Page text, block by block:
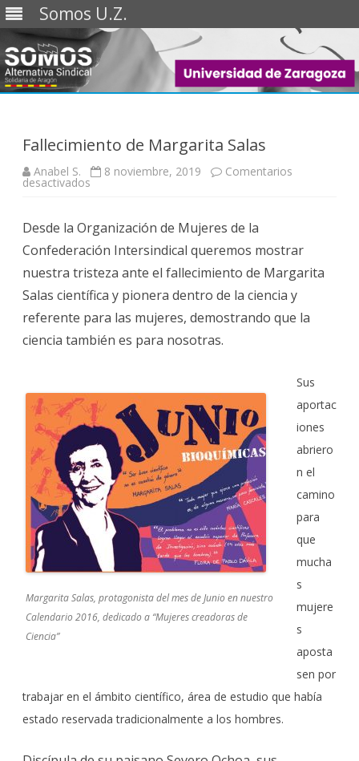
Somos U.Z.
Saltar
Fallecimiento de Margarita Salas
Anabel S. 8 noviembre, 2019 Comentarios
desactivadosen
Salas
Desde la Organización de Mujeres de la
Confederación Intersindical queremos mostrar
nuestra tristeza ante el fallecimiento de Margarita
Salas científica y pionera dentro de la ciencia y
referente para las mujeres, demostrando que la
ciencia también es para nosotras.
Margarita Salas, protagonista del mes de Junio en nuestro
Calendario 2016, dedicado a “Mujeres creadoras de
Ciencia”
Sus
aportac
iones
abriero
n el
camino
para
que
mucha
s
mujere
s
aposta
sen por
trabajar en el ámbito científico, área de estudio que había
estado reservada tradicionalmente a los hombres.